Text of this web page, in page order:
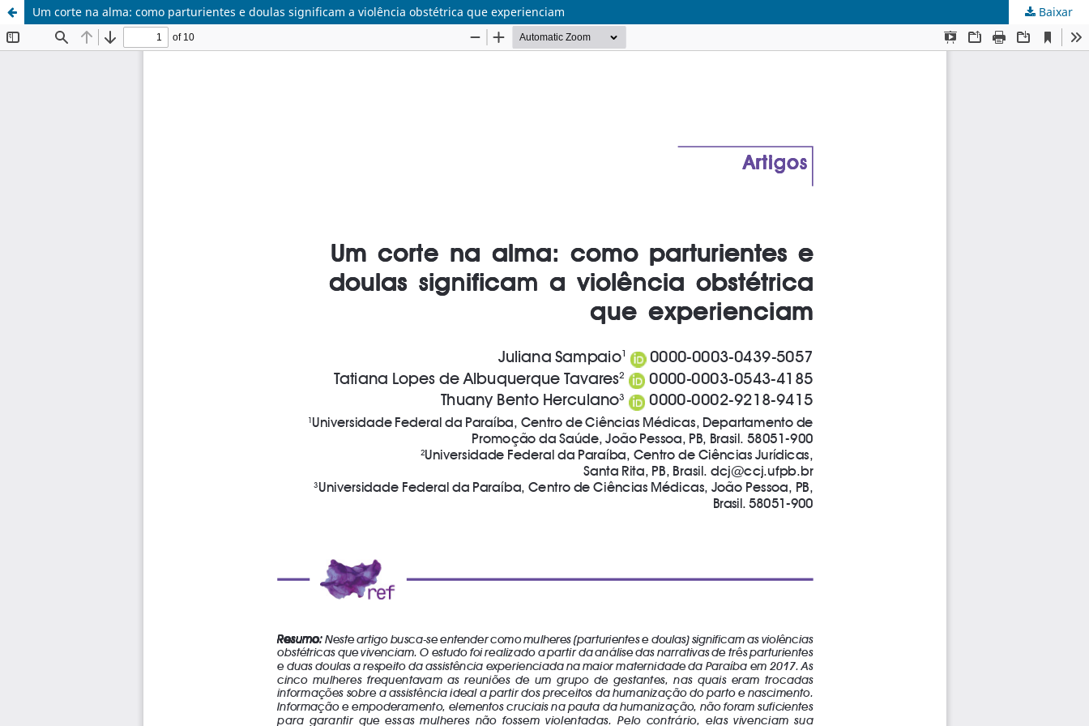
Um corte na alma: como parturientes e doulas significam a violência obstétrica que experienciam Baixar